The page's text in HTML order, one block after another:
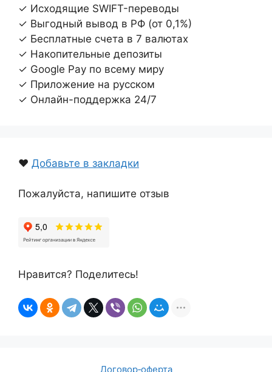
✓ Исходящие SWIFT-переводы
✓ Выгодный вывод в РФ (от 0,1%)
✓ Бесплатные счета в 7 валютах
✓ Накопительные депозиты
✓ Google Pay по всему миру
✓ Приложение на русском
✓ Онлайн-поддержка 24/7
❤️ Добавьте в закладки
Пожалуйста, напишите отзыв
Нравится? Поделитесь!
Договор‑оферта